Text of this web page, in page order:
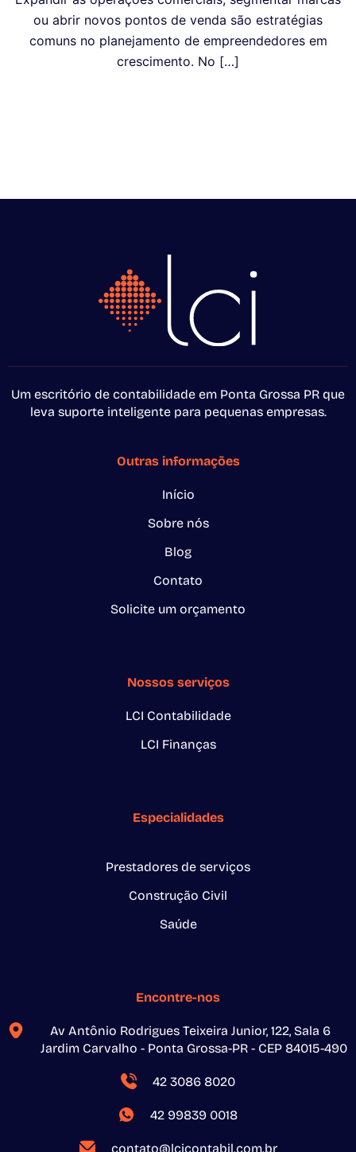
ou abrir novos pontos de venda são estratégias
comuns no planejamento de empreendedores em
crescimento. No […]
Um escritório de contabilidade em Ponta Grossa PR que
leva suporte inteligente para pequenas empresas.
Outras informações
Início
Sobre nós
Blog
Contato
Solicite um orçamento
Nossos serviços
LCI Contabilidade
LCI Finanças
Especialidades
Prestadores de serviços
Construção Civil
Saúde
Encontre-nos
Av Antônio Rodrigues Teixeira Junior, 122, Sala 6
Jardim Carvalho - Ponta Grossa-PR - CEP 84015-490
42 3086 8020
42 99839 0018
contato@lcicontabil.com.br